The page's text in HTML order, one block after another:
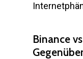
Binance